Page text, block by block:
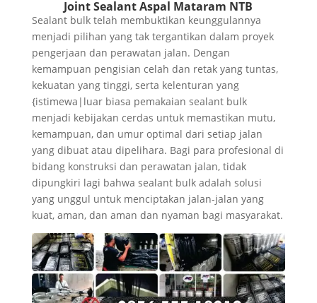
Joint Sealant Aspal Mataram NTB
Sealant bulk telah membuktikan keunggulannya
menjadi pilihan yang tak tergantikan dalam proyek
pengerjaan dan perawatan jalan. Dengan
kemampuan pengisian celah dan retak yang tuntas,
kekuatan yang tinggi, serta kelenturan yang
{istimewa|luar biasa pemakaian sealant bulk
menjadi kebijakan cerdas untuk memastikan mutu,
kemampuan, dan umur optimal dari setiap jalan
yang dibuat atau dipelihara. Bagi para profesional di
bidang konstruksi dan perawatan jalan, tidak
dipungkiri lagi bahwa sealant bulk adalah solusi
yang unggul untuk menciptakan jalan-jalan yang
kuat, aman, dan aman dan nyaman bagi masyarakat.